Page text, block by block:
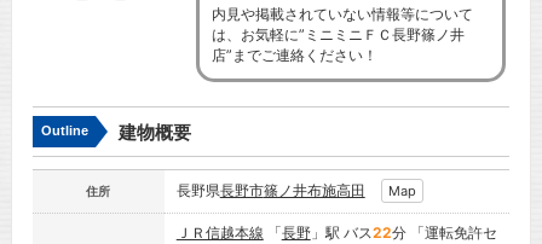
内見や掲載されていない情報等について
は、お気軽に”ミニミニＦＣ長野篠ノ井
店”までご連絡ください！
Outline 建物概要
住所 長野県長野市篠ノ井布施高田 Map
ＪＲ信越本線 「長野」駅 バス22分 「運転免許セ